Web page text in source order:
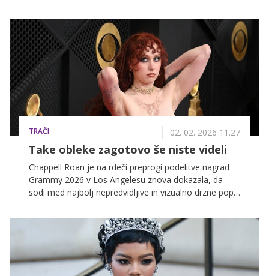
TRAČI 02. 02. 2026 11.27
Take obleke zagotovo še niste videli
Chappell Roan je na rdeči preprogi podelitve nagrad
Grammy 2026 v Los Angelesu znova dokazala, da
sodi med najbolj nepredvidljive in vizualno drzne pop
pritegnila več pozornosti kot marsikateri nagrajenec,
saj je izbrala obleko, ki je izzvala ustaljena pravila
glamurja na rdeči preprogi.